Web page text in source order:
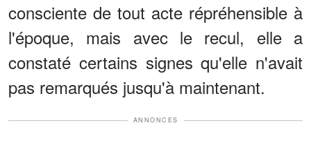
consciente de tout acte répréhensible à
l'époque, mais avec le recul, elle a
constaté certains signes qu'elle n'avait
pas remarqués jusqu'à maintenant.
ANNONCES